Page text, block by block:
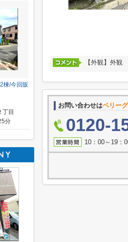
【外観】外観
お問い合わせはベリー
0120-
10：00～19：
/今回販
丁目
分